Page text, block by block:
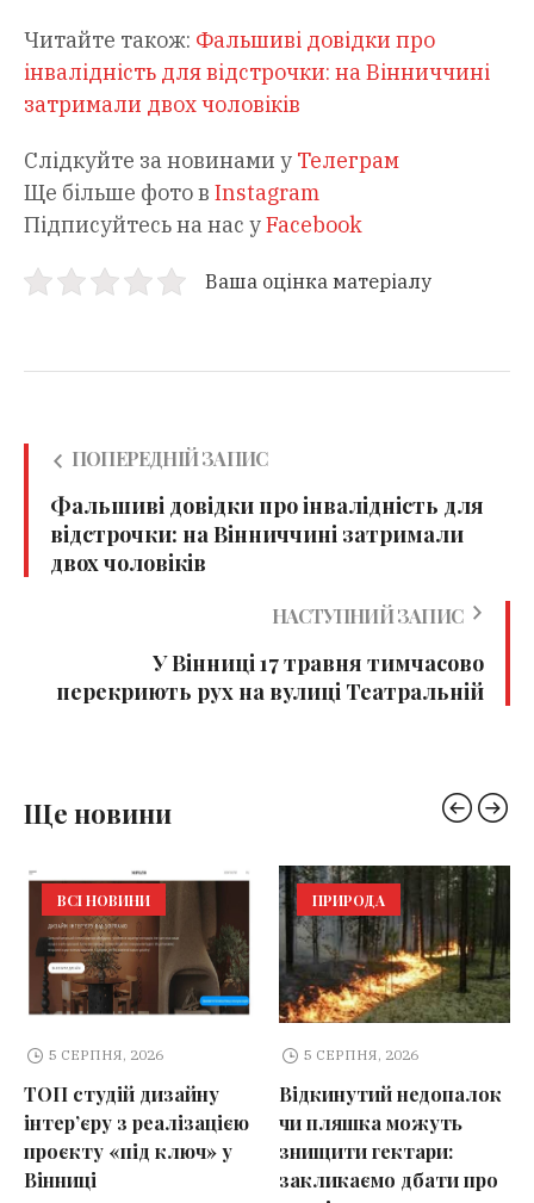
Читайте також: Фальшиві довідки про
інвалідність для відстрочки: на Вінниччині
затримали двох чоловіків
Слідкуйте за новинами у Телеграм
Ще більше фото в Instagram
Підписуйтесь на нас уFacebook
Ваша оцінка матеріалу
ПОПЕРЕДНІЙ ЗАПИС
Фальшиві довідки про інвалідність для
відстрочки: на Вінниччині затримали
двох чоловіків
НАСТУПНИЙ ЗАПИС
У Вінниці 17 травня тимчасово
перекриють рух на вулиці Театральній
Ще новини
ВСІ НОВИНИ
5 СЕРПНЯ, 2026
ТОП студій дизайну
інтер’єру з реалізацією
проєкту «під ключ» у
Вінниці
ПРИРОДА
5 СЕРПНЯ, 2026
Відкинутий недопалок
чи пляшка можуть
знищити гектари:
закликаємо дбати про